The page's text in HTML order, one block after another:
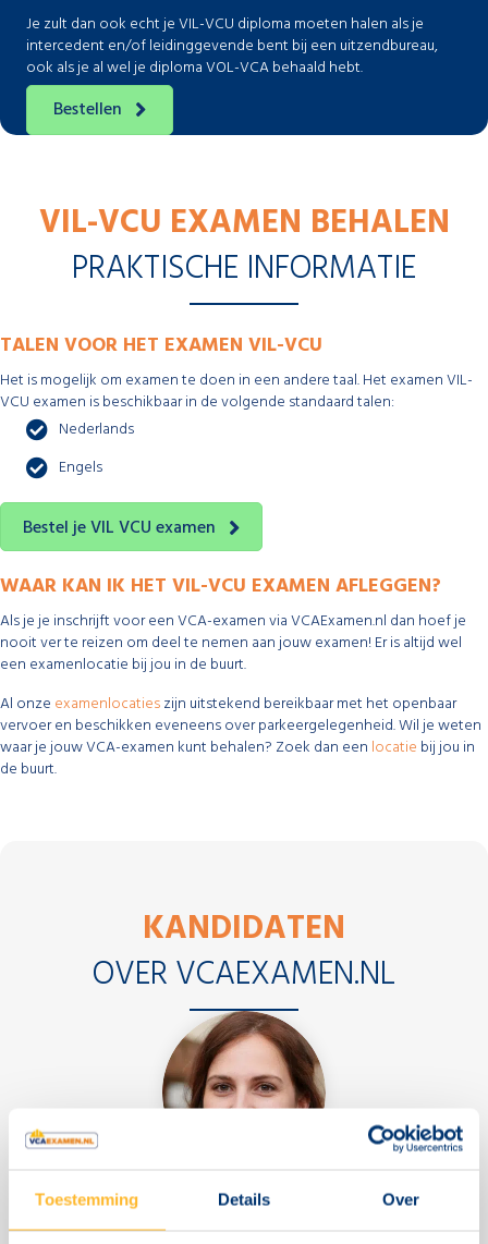
Toestemming Details Over
Je zult dan ook echt je VIL-VCU diploma moeten halen als je
intercedent en/of leidinggevende bent bij een uitzendbureau,
ook als je al wel je diploma VOL-VCA behaald hebt.
Bestellen
VIL-VCU EXAMEN BEHALEN
PRAKTISCHE INFORMATIE
TALEN VOOR HET EXAMEN VIL-VCU
Het is mogelijk om examen te doen in een andere taal. Het examen VIL-
VCU examen is beschikbaar in de volgende standaard talen:
Nederlands
Engels
Bestel je VIL VCU examen
WAAR KAN IK HET VIL-VCU EXAMEN AFLEGGEN?
Als je je inschrijft voor een VCA-examen via VCAExamen.nl dan hoef je
nooit ver te reizen om deel te nemen aan jouw examen! Er is altijd wel
een examenlocatie bij jou in de buurt.
Al onze examenlocatieszijn uitstekend bereikbaar met het openbaar
vervoer en beschikken eveneens over parkeergelegenheid. Wil je weten
waar je jouw VCA-examen kunt behalen? Zoek dan een locatie bij jou in
de buurt.
KANDIDATEN
OVER VCAEXAMEN.NL
"Voor mijn nieuwe baan was het belangrijk dat ik